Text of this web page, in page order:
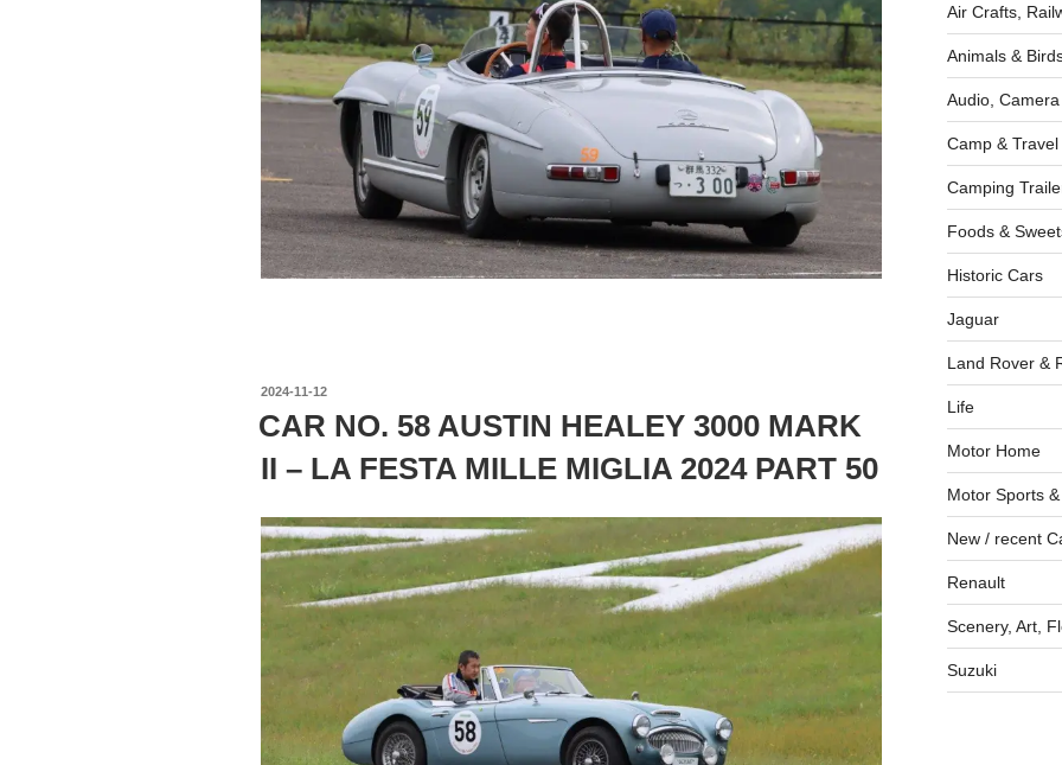
投
日:
2024-11-12
CAR NO. 58 AUSTIN HEALEY 3000 MARK
II – LA FESTA MILLE MIGLIA 2024 PART 50
Air Crafts,
Animals &
Audio,
Camp & Travel
Camping
Foods &
Historic Cars
Jaguar
Land Rover &
Life
Motor Home
Motor Sports
New / recent
Renault
Scenery, Art,
Suzuki